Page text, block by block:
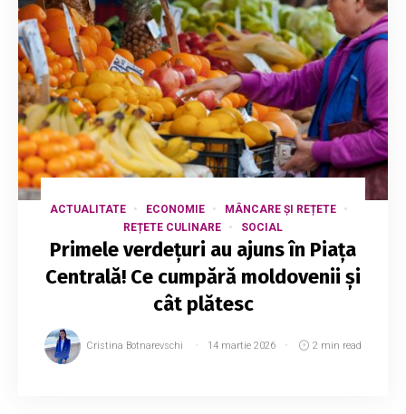
ACTUALITATE ECONOMIE
MÂNCARE ȘI REȚETE
REȚETE CULINARE
SOCIAL
Primele verdețuri au ajuns în Piața
Centrală! Ce cumpără moldovenii și
cât plătesc
Cristina Botnarevschi 14 martie 2026 2 min read